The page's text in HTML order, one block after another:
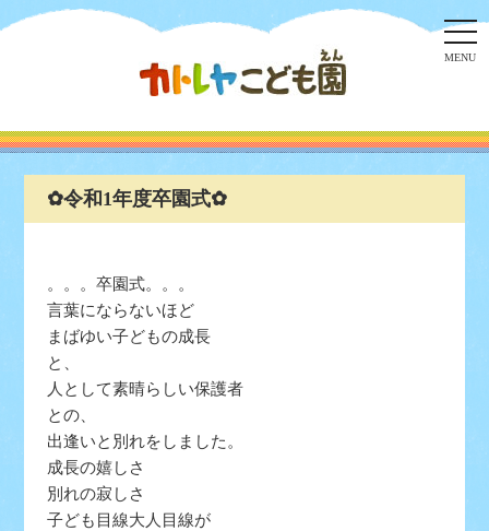
MENU
✿令和1年度卒園式✿
。。。卒園式。。。
言葉にならないほど
まばゆい子どもの成長
と、
人として素晴らしい保護者
との、
出逢いと別れをしました。
成長の嬉しさ
別れの寂しさ
子ども目線大人目線が